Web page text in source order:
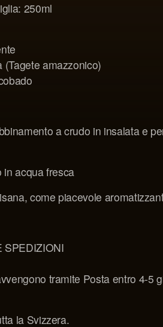
250ml
(Tagete amazzonico)
a crudo in insalata e
in acqua fresca
come piacevole
SPEDIZIONI
tramite Posta entro 4-5
la Svizzera.